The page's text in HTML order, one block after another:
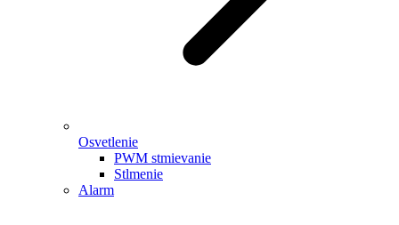
Osvetlenie
PWM stmievanie
Stlmenie
Alarm